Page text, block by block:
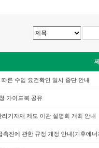
른 수입 요건확인 일시 중단 안내
가이드북 공유
기자재 제도 이관 설명회 개최 안내
촉진에 관한 규정 개정 안내(기후에